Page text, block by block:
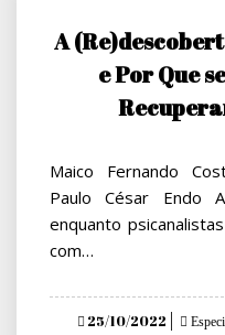
A
e Por Que
Maico Fernando
Paulo César Endo
enquanto
com…
Posted
25/10/2022